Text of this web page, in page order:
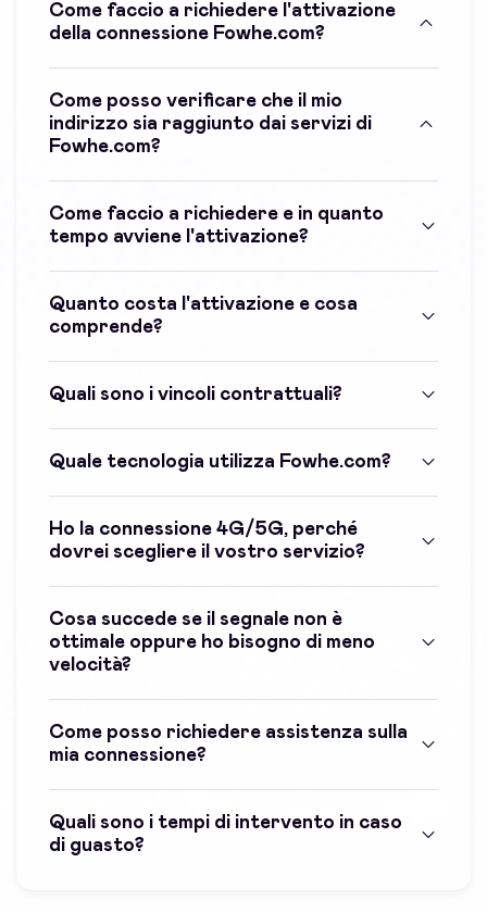
Come faccio a richiedere l'attivazione
della connessione Fowhe.com?
Come posso verificare che il mio
indirizzo sia raggiunto dai servizi di
Fowhe.com?
Come faccio a richiedere e in quanto
tempo avviene l'attivazione?
Quanto costa l'attivazione e cosa
comprende?
Quali sono i vincoli contrattuali?
Quale tecnologia utilizza Fowhe.com?
Ho la connessione 4G/5G, perché
dovrei scegliere il vostro servizio?
Cosa succede se il segnale non è
ottimale oppure ho bisogno di meno
velocità?
Come posso richiedere assistenza sulla
mia connessione?
Quali sono i tempi di intervento in caso
di guasto?